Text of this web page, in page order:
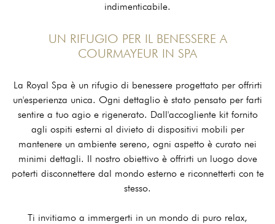
indimenticabile.
UN RIFUGIO PER IL BENESSERE A
COURMAYEUR IN SPA
La Royal Spa è un rifugio di benessere progettato per offrirti
un'esperienza unica. Ogni dettaglio è stato pensato per farti
sentire a tuo agio e rigenerato. Dall'accogliente kit fornito
agli ospiti esterni al divieto di dispositivi mobili per
mantenere un ambiente sereno, ogni aspetto è curato nei
minimi dettagli. Il nostro obiettivo è offrirti un luogo dove
poterti disconnettere dal mondo esterno e riconnetterti con te
stesso.
Ti invitiamo a immergerti in un mondo di puro relax,